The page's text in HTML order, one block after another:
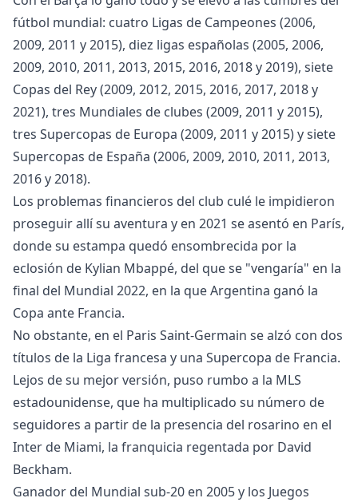
fútbol mundial: cuatro Ligas de Campeones (2006,
2009, 2011 y 2015), diez ligas españolas (2005, 2006,
2009, 2010, 2011, 2013, 2015, 2016, 2018 y 2019), siete
Copas del Rey (2009, 2012, 2015, 2016, 2017, 2018 y
2021), tres Mundiales de clubes (2009, 2011 y 2015),
tres Supercopas de Europa (2009, 2011 y 2015) y siete
Supercopas de España (2006, 2009, 2010, 2011, 2013,
2016 y 2018).
Los problemas financieros del club culé le impidieron
proseguir allí su aventura y en 2021 se asentó en París,
donde su estampa quedó ensombrecida por la
eclosión de Kylian Mbappé, del que se "vengaría" en la
final del Mundial 2022, en la que Argentina ganó la
Copa ante Francia.
No obstante, en el Paris Saint-Germain se alzó con dos
títulos de la Liga francesa y una Supercopa de Francia.
Lejos de su mejor versión, puso rumbo a la MLS
estadounidense, que ha multiplicado su número de
seguidores a partir de la presencia del rosarino en el
Inter de Miami, la franquicia regentada por David
Beckham.
Ganador del Mundial sub-20 en 2005 y los Juegos